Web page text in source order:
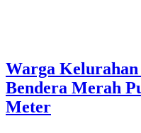
Warga Kelurahan
Bendera Merah
Meter